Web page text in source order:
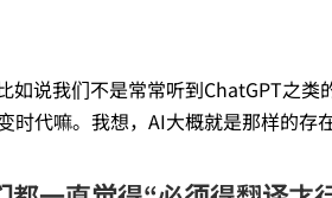
如说我们不是常常听到ChatGPT之
时代嘛。我想，AI大概就是那样的存